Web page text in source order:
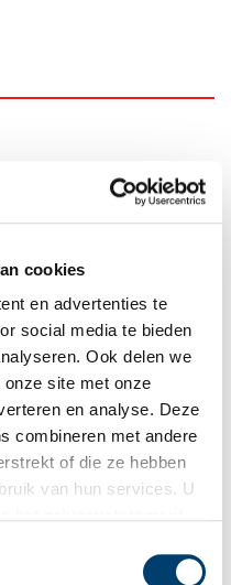
cookies
en advertenties te
social media te bieden
Ook delen we
site met onze
en analyse. Deze
combineren met andere
of die ze hebben
van hun services. U
reactie.
Het e-mailadres wordt niet